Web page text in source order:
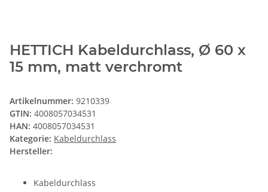
HETTICH Kabeldurchlass, Ø 60 x
15 mm, matt verchromt
Artikelnummer: 9210339
GTIN: 4008057034531
HAN: 4008057034531
Kategorie: Kabeldurchlass
Hersteller:
Kabeldurchlass